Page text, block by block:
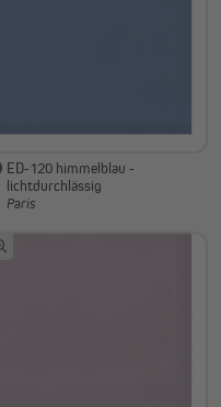
ED-120 himmelblau -
lichtdurchlässig
Paris